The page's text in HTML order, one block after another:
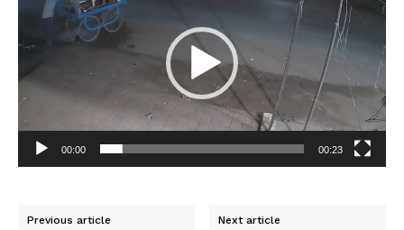
d
P
a
e
00:00 00:23
Previous article Next article